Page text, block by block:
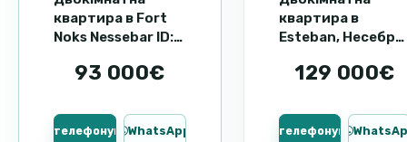
квартира в Fort
Noks Nessebar ID:
93 000€
ЗателефонуватиWhatsApp
квартира в
Esteban, Несебр
129 000€
Зателефонувати